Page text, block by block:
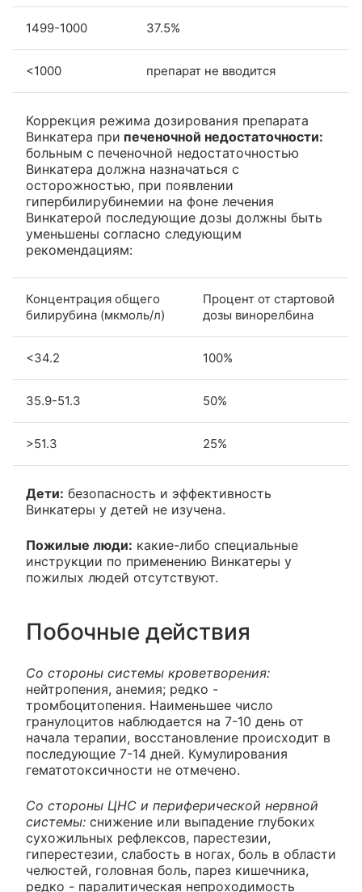
1499-1000 37.5%
<1000 препарат не вводится
Коррекция режима дозирования препарата
Винкатера при печеночной недостаточности:
больным с печеночной недостаточностью
Винкатера должна назначаться с
осторожностью, при появлении
гипербилирубинемии на фоне лечения
Винкатерой последующие дозы должны быть
уменьшены согласно следующим
рекомендациям:
Концентрация общего
билирубина (мкмоль/л)
Процент от стартовой
дозы винорелбина
<34.2 100%
35.9-51.3 50%
>51.3 25%
Дети: безопасность и эффективность
Винкатеры у детей не изучена.
Пожилые люди: какие-либо специальные
инструкции по применению Винкатеры у
пожилых людей отсутствуют.
Побочные действия
Со стороны системы кроветворения:
нейтропения, анемия; редко -
тромбоцитопения. Наименьшее число
гранулоцитов наблюдается на 7-10 день от
начала терапии, восстановление происходит в
последующие 7-14 дней. Кумулирования
гематотоксичности не отмечено.
Со стороны ЦНС и периферической нервной
системы: снижение или выпадение глубоких
сухожильных рефлексов, парестезии,
гиперестезии, слабость в ногах, боль в области
челюстей, головная боль, парез кишечника,
редко - паралитическая непроходимость